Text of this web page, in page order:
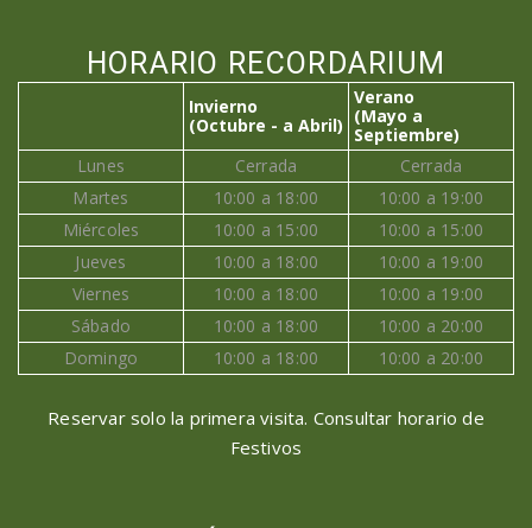
HORARIO RECORDARIUM
Invierno
(Octubre - a Abril)
Verano
(Mayo a
Septiembre)
Lunes
Cerrada
Cerrada
Martes
10:00 a 18:00
10:00 a 19:00
Miércoles
10:00 a 15:00
10:00 a 15:00
Jueves
10:00 a 18:00
10:00 a 19:00
Viernes
10:00 a 18:00
10:00 a 19:00
Sábado
10:00 a 18:00
10:00 a 20:00
Domingo
10:00 a 18:00 10:00 a 20:00
Reservar solo la primera visita. Consultar horario de
Festivos